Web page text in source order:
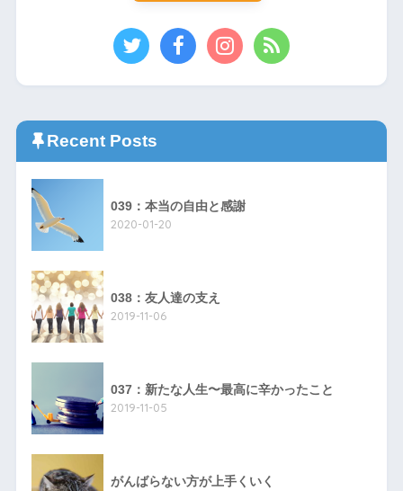
Recent Posts
039：本当の自由と感謝
2020-01-20
038：友人達の支え
2019-11-06
037：新たな人生〜最高に辛かったこと
2019-11-05
がんばらない方が上手くいく